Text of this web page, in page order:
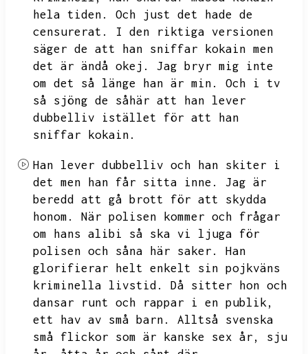
hela tiden.
Och just det hade de
censurerat.
I den riktiga versionen
säger de att han sniffar kokain men
det är ändå okej.
Jag bryr mig inte
om det så länge han är min.
Och i tv
så sjöng de såhär att han lever
dubbelliv istället för att han
sniffar kokain.
Han lever dubbelliv och han skiter i
det men han får sitta inne.
Jag är
beredd att gå brott för att skydda
honom.
När polisen kommer och frågar
om hans alibi så ska vi ljuga för
polisen och såna här saker.
Han
glorifierar helt enkelt sin pojkväns
kriminella livstid.
Då sitter hon och
dansar runt och rappar i en publik,
ett hav av små barn.
Alltså svenska
små flickor som är kanske sex år,
sju